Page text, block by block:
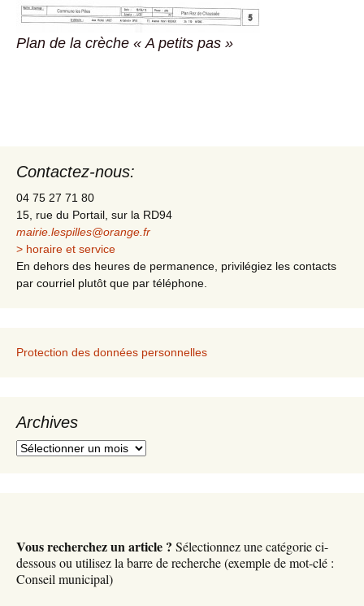
Plan de la crèche « A petits pas »
Contactez-nous:
04 75 27 71 80
15, rue du Portail, sur la RD94
mairie.lespilles@orange.fr
> horaire et service
En dehors des heures de permanence, privilégiez les contacts
par courriel plutôt que par téléphone.
Protection des données personnelles
Archives
A
e
s
Vous recherchez un article ? Sélectionnez une catégorie ci-
dessous ou utilisez la barre de recherche (exemple de mot-clé :
Conseil municipal)